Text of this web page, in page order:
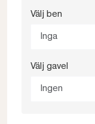
Välj ben
Inga
Välj gavel
Ingen